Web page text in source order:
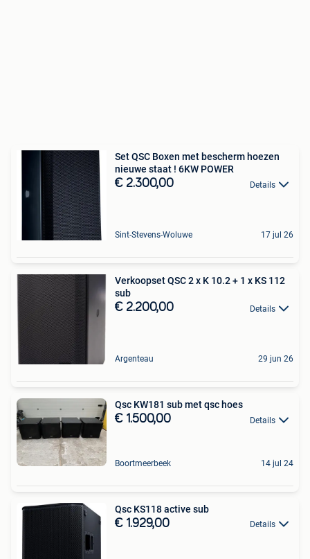
Set QSC Boxen met bescherm hoezen
nieuwe staat ! 6KW POWER
€ 2.300,00 Details
Sint-Stevens-Woluwe 17 jul 26
Verkoopset QSC 2 x K 10.2 + 1 x KS 112
sub
€ 2.200,00 Details
Argenteau 29 jun 26
Qsc KW181 sub met qsc hoes
€ 1.500,00 Details
Boortmeerbeek 14 jul 24
Qsc KS118 active sub
€ 1.929,00 Details